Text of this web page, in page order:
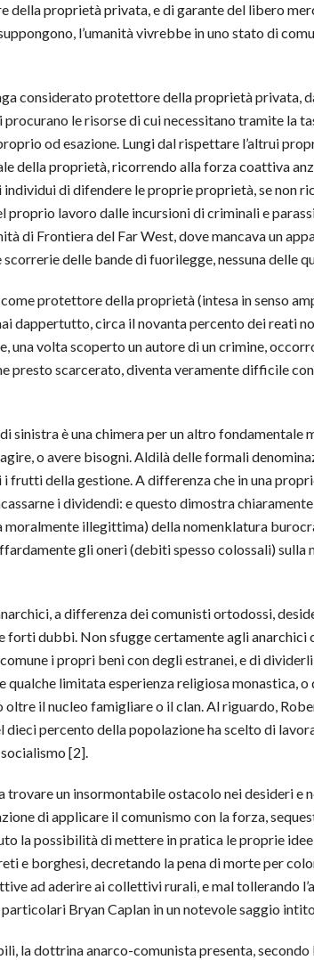
della proprietà privata, e di garante del libero
l’umanità vivrebbe in uno stato di
considerato protettore della proprietà privata,
le risorse di cui necessitano tramite la
od esazione. Lungi dal rispettare l’altrui
della proprietà, ricorrendo alla forza coattiva
di difendere le proprie proprietà, se non
lavoro dalle incursioni di criminali e
di Frontiera del Far West, dove mancava un
delle bande di fuorilegge, nessuna delle
protettore della proprietà (intesa in senso
dappertutto, circa il novanta percento dei reati
una volta scoperto un autore di un crimine,
presto scarcerato, diventa veramente difficile
sinistra è una chimera per un altro
agire, o avere bisogni. Aldilà delle formali
frutti della gestione. A differenza che in una
i dividendi: e questo dimostra
illegittima) della nomenklatura
gli oneri (debiti spesso colossali) sulla
a differenza dei comunisti ortodossi,
forti dubbi. Non sfugge certamente agli
i propri beni con degli estranei, e di
qualche limitata esperienza religiosa monastica,
il nucleo famigliare o il clan. Al riguardo,
percento della popolazione ha scelto di
[2].
trovare un insormontabile ostacolo nei desideri
di applicare il comunismo con la forza,
la possibilità di mettere in pratica le proprie
e borghesi, decretando la pena di morte per
ad aderire ai collettivi rurali, e mal tollerando
Bryan Caplan in un notevole saggio
dottrina anarco-comunista presenta, secondo